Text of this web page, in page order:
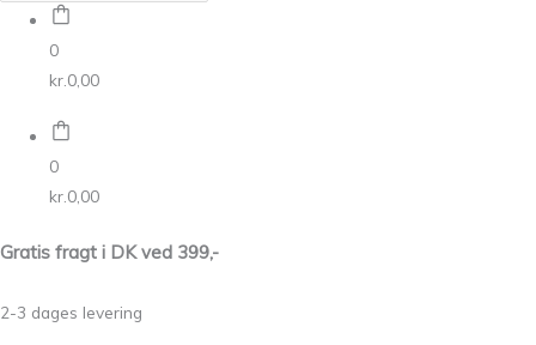
0
kr. 0,00
0
kr. 0,00
Gratis fragt i DK ved 399,-
2-3 dages levering